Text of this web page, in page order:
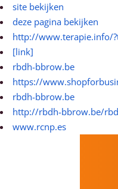
site bekijken
deze pagina bekijken
http://www.terapie.info/
[link]
rbdh-bbrow.be
https://
rbdh-bbrow.be
http://rbdh-bbrow.be/
www.rcnp.es